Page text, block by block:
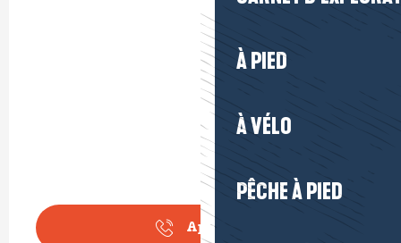
À PIED
À VÉLO
PÊCHE À PIED
Appeler